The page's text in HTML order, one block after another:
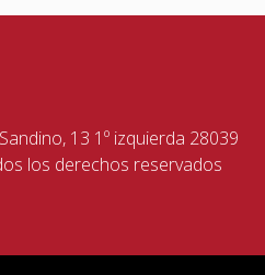
13 1º izquierda 28039
los derechos reservados